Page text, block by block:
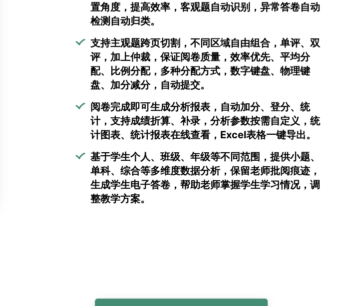
置角度，提高效率，客观题自动识别，异常答卷自动
检测自动归类。
支持主观题跨页切割，不同区域自由组合，单评、双
评，加上仲裁，保证阅卷质量，效率优先、平均分
配、比例分配，多种分配方式，数字键盘、物理键
盘、加分减分，自动提交。
阅卷完成即可生成分析报表，自动加分、登分、统
计，支持成绩折算、补录，分析参数按需自定义，统
计图表、统计报表在线查看，Excel表格一键导出。
基于学生个人、班级、年级等不同范围，提供小题、
单科、综合等多维度数据分析，保留老师批阅痕迹，
生成学生电子答卷，帮助老师掌握学生学习情况，调
整教学方案。